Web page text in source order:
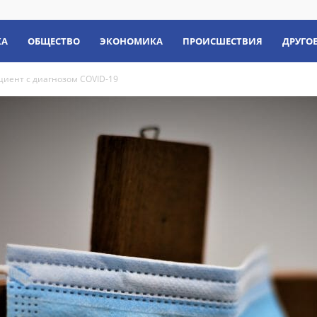
ОБЩЕСТВО ЭКОНОМИКА ПРОИСШЕСТВИЯ ДРУГОЕ
с диагнозом COVID-19